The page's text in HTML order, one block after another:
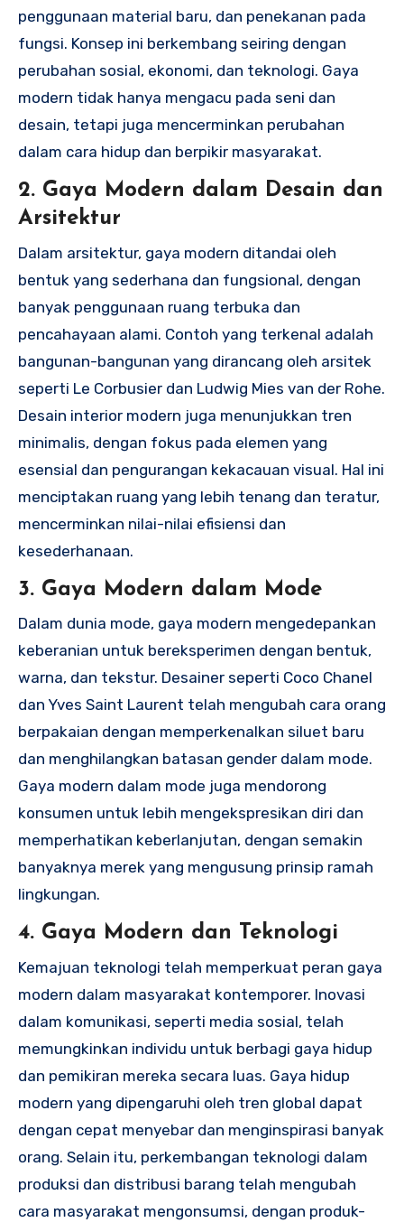
penggunaan material baru, dan penekanan pada
fungsi. Konsep ini berkembang seiring dengan
perubahan sosial, ekonomi, dan teknologi. Gaya
modern tidak hanya mengacu pada seni dan
desain, tetapi juga mencerminkan perubahan
dalam cara hidup dan berpikir masyarakat.
2. Gaya Modern dalam Desain dan
Arsitektur
Dalam arsitektur, gaya modern ditandai oleh
bentuk yang sederhana dan fungsional, dengan
banyak penggunaan ruang terbuka dan
pencahayaan alami. Contoh yang terkenal adalah
bangunan-bangunan yang dirancang oleh arsitek
seperti Le Corbusier dan Ludwig Mies van der Rohe.
Desain interior modern juga menunjukkan tren
minimalis, dengan fokus pada elemen yang
esensial dan pengurangan kekacauan visual. Hal ini
menciptakan ruang yang lebih tenang dan teratur,
mencerminkan nilai-nilai efisiensi dan
kesederhanaan.
3. Gaya Modern dalam Mode
Dalam dunia mode, gaya modern mengedepankan
keberanian untuk bereksperimen dengan bentuk,
warna, dan tekstur. Desainer seperti Coco Chanel
dan Yves Saint Laurent telah mengubah cara orang
berpakaian dengan memperkenalkan siluet baru
dan menghilangkan batasan gender dalam mode.
Gaya modern dalam mode juga mendorong
konsumen untuk lebih mengekspresikan diri dan
memperhatikan keberlanjutan, dengan semakin
banyaknya merek yang mengusung prinsip ramah
lingkungan.
4. Gaya Modern dan Teknologi
Kemajuan teknologi telah memperkuat peran gaya
modern dalam masyarakat kontemporer. Inovasi
dalam komunikasi, seperti media sosial, telah
memungkinkan individu untuk berbagi gaya hidup
dan pemikiran mereka secara luas. Gaya hidup
modern yang dipengaruhi oleh tren global dapat
dengan cepat menyebar dan menginspirasi banyak
orang. Selain itu, perkembangan teknologi dalam
produksi dan distribusi barang telah mengubah
cara masyarakat mengonsumsi, dengan produk-